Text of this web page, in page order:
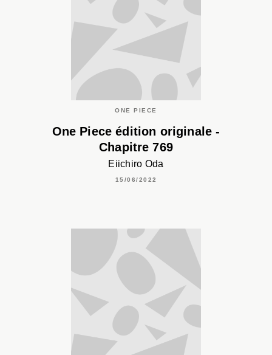
ONE PIECE
One Piece édition originale -
Chapitre 769
Eiichiro Oda
15/06/2022